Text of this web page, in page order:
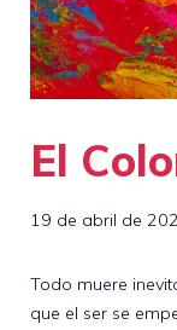
El
19 de abril de
Todo muere
que el ser se